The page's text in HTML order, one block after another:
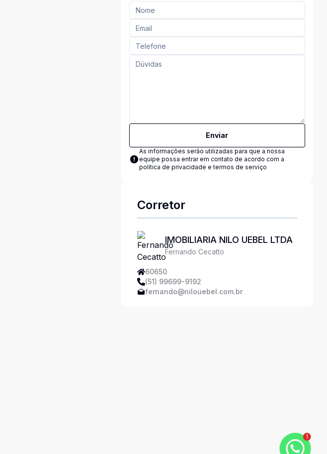
Enviar
As informações serão utilizadas para que a nossa
equipe possa entrar em contato de acordo com a
política de privacidade e termos de serviço
Corretor
IMOBILIARIA NILO UEBEL LTDA
Fernando Cecatto
60650
(51) 99699-9192
fernando@nilouebel.com.br
1